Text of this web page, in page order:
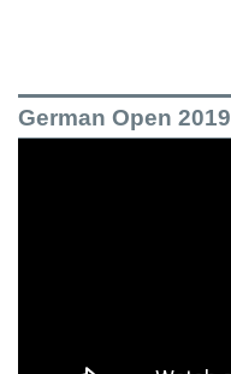
German Open 2019